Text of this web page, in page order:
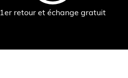
1er retour et échange gratuit